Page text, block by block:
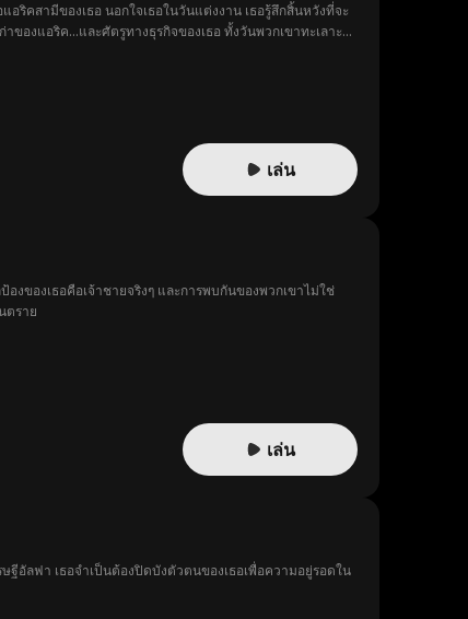
ริคสามีของเธอ นอกใจเธอในวันแต่งงาน เธอรู้สึกสิ้นหวังที่จะ
องแอริค...และศัตรูทางธุรกิจของเธอ ทั้งวันพวกเขาทะเลาะ
เล่น
งของเธอคือเจ้าชายจริงๆ และการพบกันของพวกเขาไม่ใช่
ตราย
เล่น
ลฟา เธอจำเป็นต้องปิดบังตัวตนของเธอเพื่อความอยู่รอดใน